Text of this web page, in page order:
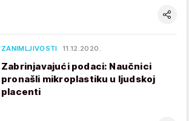
ZANIMLJIVOSTI 11.12.2020.
Zabrinjavajući podaci: Naučnici
pronašli mikroplastiku u ljudskoj
placenti